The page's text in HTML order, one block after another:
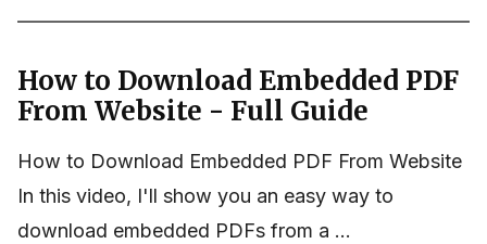
How to Download Embedded PDF
From Website - Full Guide
How to Download Embedded PDF From Website
In this video, I'll show you an easy way to
download embedded PDFs from a ...